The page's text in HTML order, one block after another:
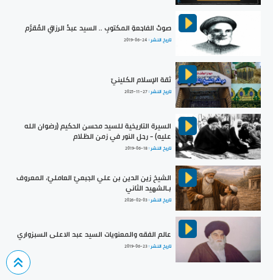
صوتُ الفاجعةِ المكتوبِ .. السيد عبدُ الرزاقِ المُقرَّم
تاريخ النشر : 2019-06-24
ثقة الإسلام الكلينيّ
تاريخ النشر :2025-11-27
السيرة التاريخية للسيد محسن الحكيم (رضوان الله
عليه) - رجل النور في زمن الظلام
تاريخ النشر :2019-06-18
الشيخ زين الدين بن علي الجبعيّ العامليّ، المعروف
بـالشهيد الثاني
تاريخ النشر :2026-02-03
عالم الفقه والمعنويات السيد عبد الاعلى السبزواري
تاريخ النشر :2019-06-23